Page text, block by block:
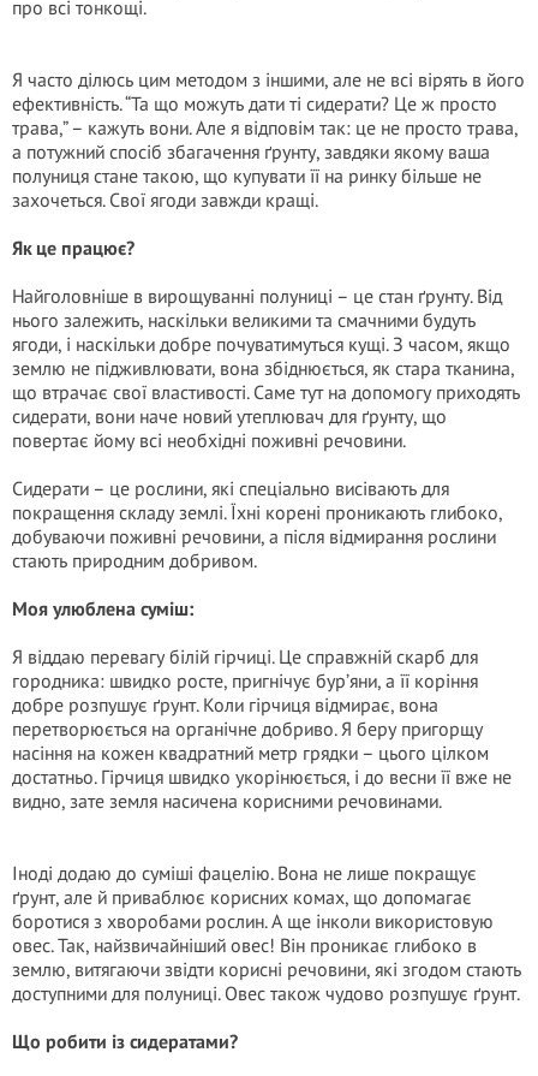
про всі тонкощі.
Я часто ділюсь цим методом з іншими, але не всі вірять в його
ефективність. “Та що можуть дати ті сидерати? Це ж просто
трава,” – кажуть вони. Але я відповім так: це не просто трава,
а потужний спосіб збагачення ґрунту, завдяки якому ваша
полуниця стане такою, що купувати її на ринку більше не
захочеться. Свої ягоди завжди кращі.
Як це працює?
Найголовніше в вирощуванні полуниці – це стан ґрунту. Від
нього залежить, наскільки великими та смачними будуть
ягоди, і наскільки добре почуватимуться кущі. З часом, якщо
землю не підживлювати, вона збіднюється, як стара тканина,
що втрачає свої властивості. Саме тут на допомогу приходять
сидерати, вони наче новий утеплювач для ґрунту, що
повертає йому всі необхідні поживні речовини.
Сидерати – це рослини, які спеціально висівають для
покращення складу землі. Їхні корені проникають глибоко,
добуваючи поживні речовини, а після відмирання рослини
стають природним добривом.
Моя улюблена суміш:
Я віддаю перевагу білій гірчиці. Це справжній скарб для
городника: швидко росте, пригнічує бур’яни, а її коріння
добре розпушує ґрунт. Коли гірчиця відмирає, вона
перетворюється на органічне добриво. Я беру пригорщу
насіння на кожен квадратний метр грядки – цього цілком
достатньо. Гірчиця швидко укорінюється, і до весни її вже не
видно, зате земля насичена корисними речовинами.
Іноді додаю до суміші фацелію. Вона не лише покращує
ґрунт, але й приваблює корисних комах, що допомагає
боротися з хворобами рослин. А ще інколи використовую
овес. Так, найзвичайніший овес! Він проникає глибоко в
землю, витягаючи звідти корисні речовини, які згодом стають
доступними для полуниці. Овес також чудово розпушує ґрунт.
Що робити із сидератами?